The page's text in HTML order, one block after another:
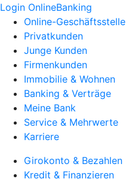
Login OnlineBanking
Online-Geschäftsstelle
Privatkunden
Junge Kunden
Firmenkunden
Immobilie & Wohnen
Banking & Verträge
Meine Bank
Service & Mehrwerte
Karriere
Girokonto & Bezahlen
Kredit & Finanzieren